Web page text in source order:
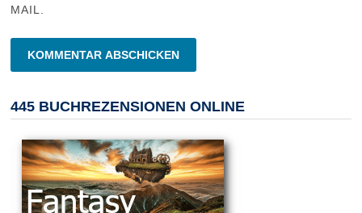
MAIL.
445 BUCHREZENSIONEN ONLINE